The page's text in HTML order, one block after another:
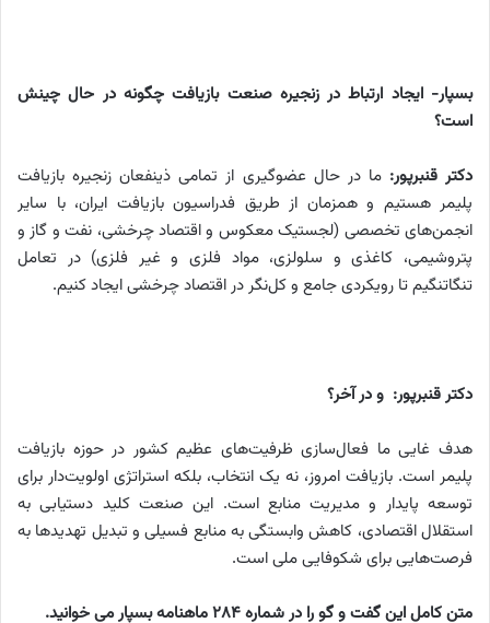
بسپار- ایجاد ارتباط در زنجیره صنعت بازیافت چگونه در حال چینش
است؟
دکتر قنبرپور:ما در حال عضوگیری از تمامی ذینفعان زنجیره بازیافت
پلیمر هستیم و همزمان از طریق فدراسیون بازیافت ایران، با سایر
انجمن‌های تخصصی (لجستیک معکوس و اقتصاد چرخشی، نفت و گاز و
پتروشیمی، کاغذی و سلولزی، مواد فلزی و غیر فلزی) در تعامل
تنگاتنگیم تا رویکردی جامع و کل‌نگر در اقتصاد چرخشی ایجاد کنیم.
دکتر قنبرپور: و در آخر؟
هدف غایی ما فعال‌سازی ظرفیت‌های عظیم کشور در حوزه بازیافت
پلیمر است. بازیافت امروز، نه یک انتخاب، بلکه استراتژی اولویت‌دار برای
توسعه پایدار و مدیریت منابع است. این صنعت کلید دستیابی به
استقلال اقتصادی، کاهش وابستگی به منابع فسیلی و تبدیل تهدیدها به
فرصت‌هایی برای شکوفایی ملی است.
متن کامل این گفت و گو را در شماره 284 ماهنامه بسپار می خوانید.